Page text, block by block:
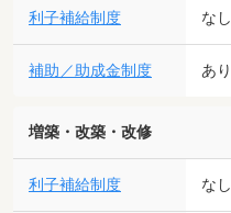
利子補給制度 なし
補助／助成金制度 あり
増築・改築・改修
利子補給制度 なし